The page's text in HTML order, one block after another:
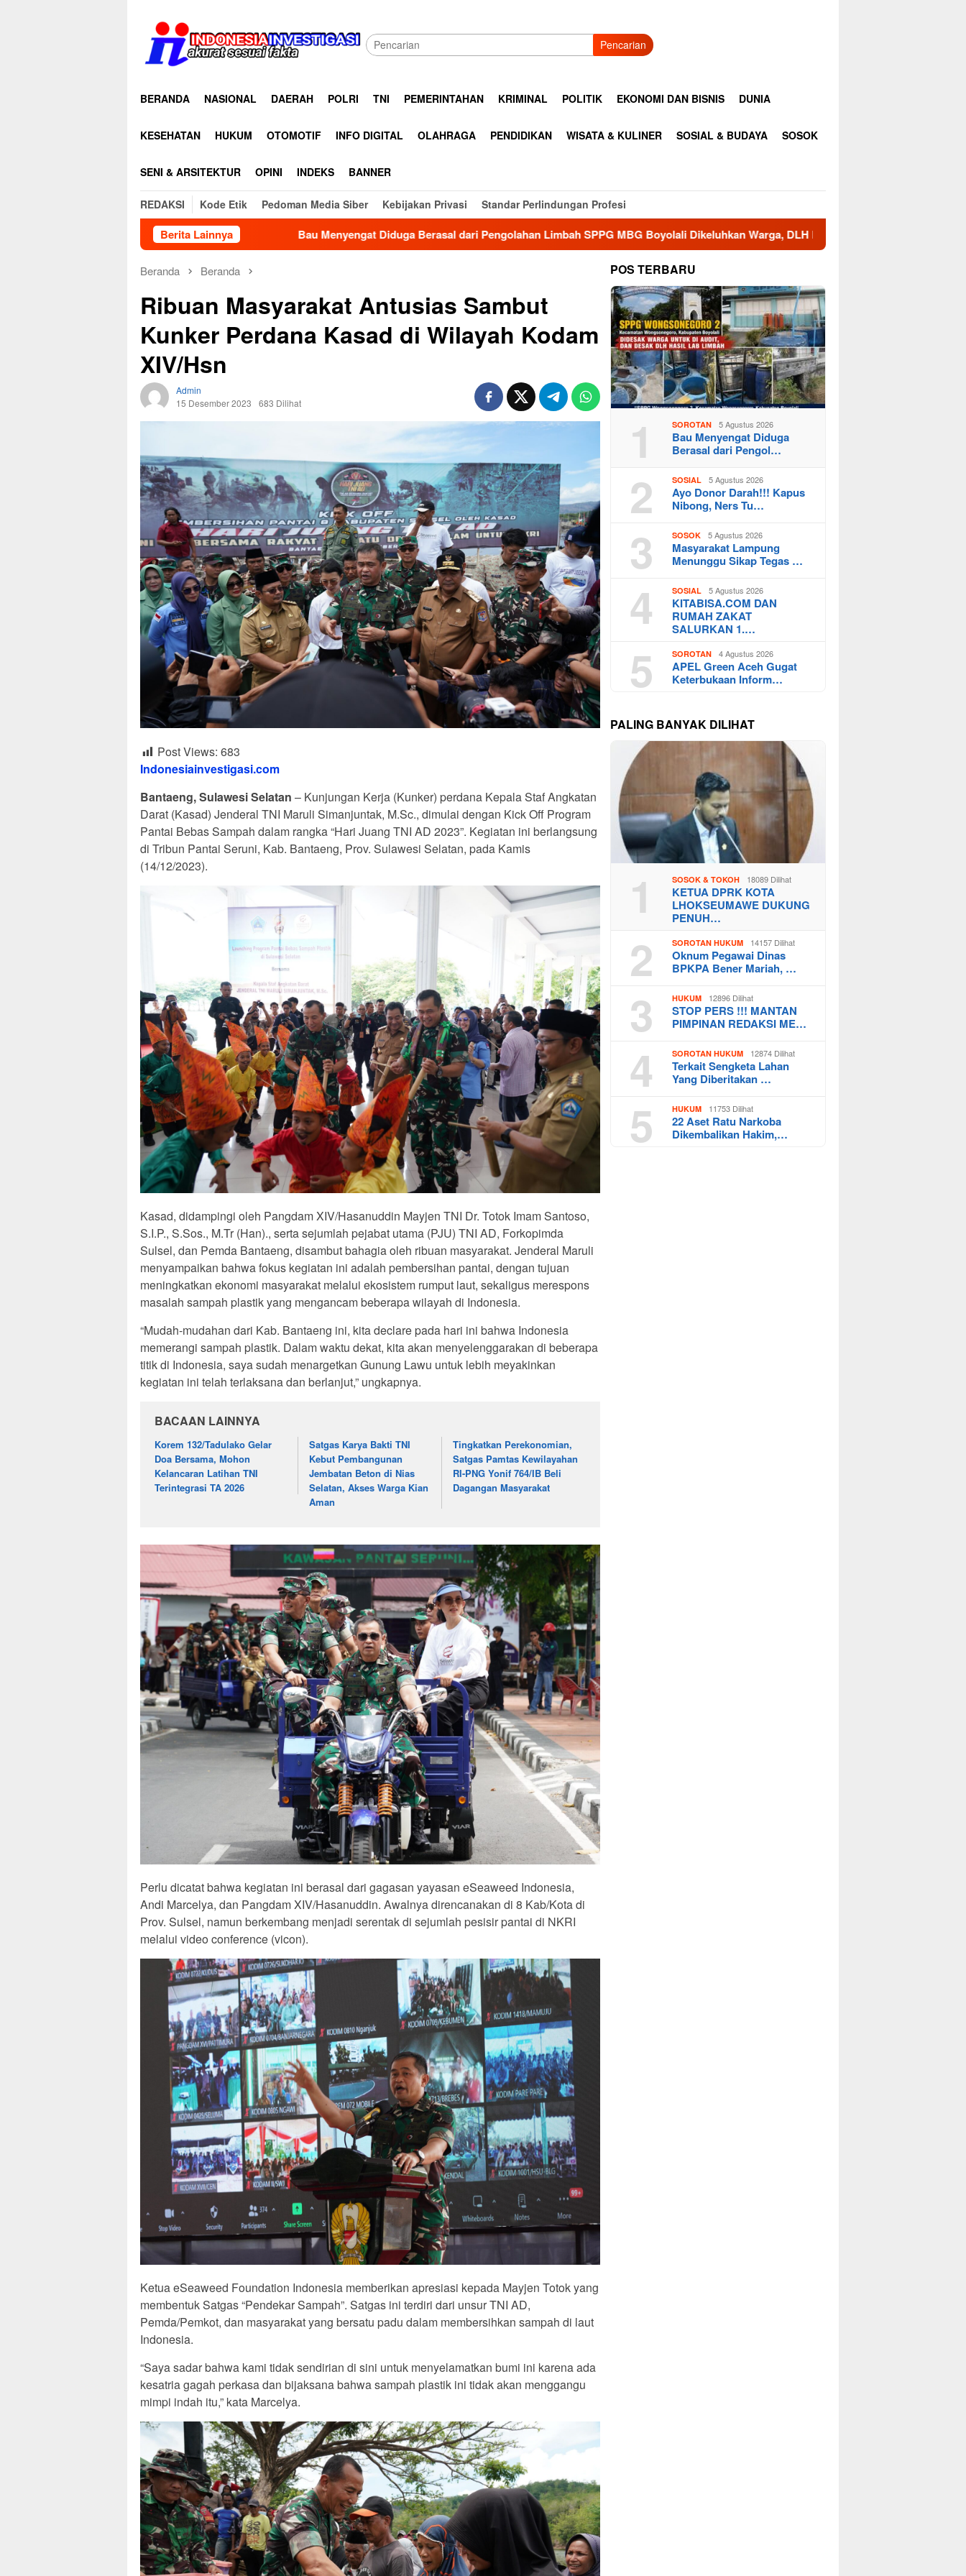
konten
Pencarian
BERANDA NASIONAL DAERAH POLRI TNI PEMERINTAHAN KRIMINAL POLITIK EKONOMI DAN BISNIS DUNIA
KESEHATAN HUKUM OTOMOTIF INFO DIGITAL OLAHRAGA PENDIDIKAN WISATA & KULINER SOSIAL & BUDAYA SOSOK
SENI & ARSITEKTUR OPINI INDEKS BANNER
REDAKSI Kode Etik Pedoman Media Siber Kebijakan Privasi Standar Perlindungan Profesi
Berita Lainnya
Bau Menyengat Diduga Berasal dari Pengolahan Limbah SPPG MBG Boyolali Dikeluhkan Warga, DLH Diminta Segera Sampaikan Hasil Uji
Beranda Beranda
Ribuan Masyarakat Antusias Sambut
Kunker Perdana Kasad di Wilayah Kodam
XIV/Hsn
Admin
15 Desember 2023
683 Dilihat
Post Views: 683
Indonesiainvestigasi.com
Bantaeng, Sulawesi Selatan – Kunjungan Kerja (Kunker) perdana Kepala Staf Angkatan
Darat (Kasad) Jenderal TNI Maruli Simanjuntak, M.Sc., dimulai dengan Kick Off Program
Pantai Bebas Sampah dalam rangka “Hari Juang TNI AD 2023”. Kegiatan ini berlangsung
di Tribun Pantai Seruni, Kab. Bantaeng, Prov. Sulawesi Selatan, pada Kamis
(14/12/2023).
Kasad, didampingi oleh Pangdam XIV/Hasanuddin Mayjen TNI Dr. Totok Imam Santoso,
S.I.P., S.Sos., M.Tr (Han)., serta sejumlah pejabat utama (PJU) TNI AD, Forkopimda
Sulsel, dan Pemda Bantaeng, disambut bahagia oleh ribuan masyarakat. Jenderal Maruli
menyampaikan bahwa fokus kegiatan ini adalah pembersihan pantai, dengan tujuan
meningkatkan ekonomi masyarakat melalui ekosistem rumput laut, sekaligus merespons
masalah sampah plastik yang mengancam beberapa wilayah di Indonesia.
“Mudah-mudahan dari Kab. Bantaeng ini, kita declare pada hari ini bahwa Indonesia
memerangi sampah plastik. Dalam waktu dekat, kita akan menyelenggarakan di beberapa
titik di Indonesia, saya sudah menargetkan Gunung Lawu untuk lebih meyakinkan
kegiatan ini telah terlaksana dan berlanjut,” ungkapnya.
BACAAN LAINNYA
Korem 132/Tadulako Gelar
Doa Bersama, Mohon
Kelancaran Latihan TNI
Terintegrasi TA 2026
Satgas Karya Bakti TNI
Kebut Pembangunan
Jembatan Beton di Nias
Selatan, Akses Warga Kian
Aman
Tingkatkan Perekonomian,
Satgas Pamtas Kewilayahan
RI-PNG Yonif 764/IB Beli
Dagangan Masyarakat
Perlu dicatat bahwa kegiatan ini berasal dari gagasan yayasan eSeaweed Indonesia,
Andi Marcelya, dan Pangdam XIV/Hasanuddin. Awalnya direncanakan di 8 Kab/Kota di
Prov. Sulsel, namun berkembang menjadi serentak di sejumlah pesisir pantai di NKRI
melalui video conference (vicon).
Ketua eSeaweed Foundation Indonesia memberikan apresiasi kepada Mayjen Totok yang
membentuk Satgas “Pendekar Sampah”. Satgas ini terdiri dari unsur TNI AD,
Pemda/Pemkot, dan masyarakat yang bersatu padu dalam membersihkan sampah di laut
Indonesia.
“Saya sadar bahwa kami tidak sendirian di sini untuk menyelamatkan bumi ini karena ada
kesatria gagah perkasa dan bijaksana bahwa sampah plastik ini tidak akan menggangu
mimpi indah itu,” kata Marcelya.
POS TERBARU
1 SOROTAN 5 Agustus 2026
Bau Menyengat Diduga
Berasal dari Pengol…
2 SOSIAL 5 Agustus 2026
Ayo Donor Darah!!! Kapus
Nibong, Ners Tu…
3 SOSOK 5 Agustus 2026
Masyarakat Lampung
Menunggu Sikap Tegas …
4 SOSIAL 5 Agustus 2026
KITABISA.COM DAN
RUMAH ZAKAT
SALURKAN 1.…
5 SOROTAN 4 Agustus 2026
APEL Green Aceh Gugat
Keterbukaan Inform…
PALING BANYAK DILIHAT
1 SOSOK & TOKOH 18089 Dilihat
KETUA DPRK KOTA
LHOKSEUMAWE DUKUNG
PENUH…
2 SOROTAN HUKUM 14157 Dilihat
Oknum Pegawai Dinas
BPKPA Bener Mariah, …
3 HUKUM 12896 Dilihat
STOP PERS !!! MANTAN
PIMPINAN REDAKSI ME…
4 SOROTAN HUKUM 12874 Dilihat
Terkait Sengketa Lahan
Yang Diberitakan …
5 HUKUM 11753 Dilihat
22 Aset Ratu Narkoba
Dikembalikan Hakim,…